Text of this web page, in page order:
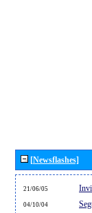
[Newsflashes]
21/06/05
04/10/04